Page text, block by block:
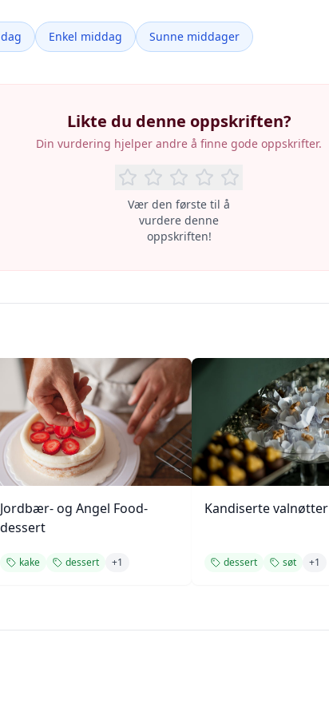
Enkel middag Sunne middager
Likte du denne oppskriften?
Din vurdering hjelper andre å finne gode oppskrifter.
Vær den første til å
vurdere denne
oppskriften!
Jordbær- og Angel Food-
dessert
kake dessert +1
Kandiserte valnøtter
dessert søt +1